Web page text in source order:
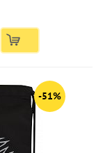
-51%